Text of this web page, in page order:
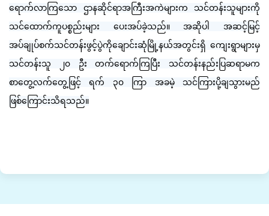
ရောက်လာကြသော ဌာနဆိုင်ရာအကြီးအကဲများက သင်တန်းသူများကို
သင်ထောက်ကူပစ္စည်းများ ပေးအပ်ခဲ့သည်။ အဆိုပါ အဆင့်မြင့်
အပ်ချုပ်စက်သင်တန်းဖွင့်ပွဲကိုချောင်းဆုံမြို့နယ်အတွင်းရှိ ကျေးရွာများမှ
သင်တန်းသူ ၂၀ ဦး တက်ရောက်ကြပြီး သင်တန်းနည်းပြဆရာမက
စာတွေ့လက်တွေ့ဖြင့် ရက် ၃၀ ကြာ အခမဲ့ သင်ကြားပို့ချသွားမည်
ဖြစ်ကြောင်းသိရသည်။